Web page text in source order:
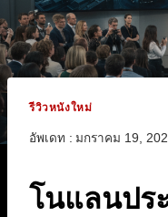
รีวิวหนังใหม่
อัพเดท : มกราคม 19,
โนแลนปร